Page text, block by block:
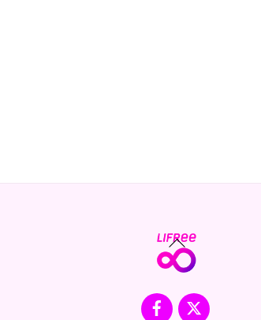
Back
To
Facebook
X